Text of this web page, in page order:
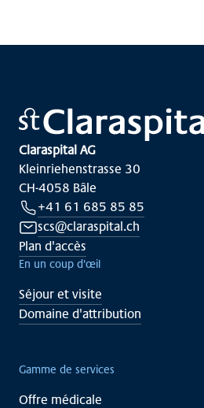
Claraspital AG
Kleinriehenstrasse 30
CH-4058 Bâle
+41 61 685 85 85
scs@claraspital.ch
Plan d'accès
En un coup d'œil
Séjour et visite
Domaine d'attribution
Gamme de services
Offre médicale